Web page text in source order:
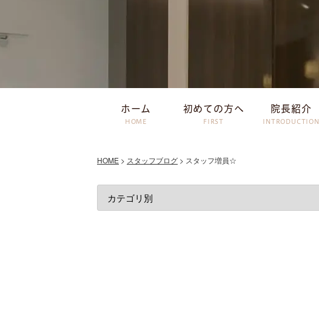
ホーム
HOME
初めての方へ
FIRST
院長紹介
INTRODUCTION
HOME > スタッフブログ > スタッフ増員☆